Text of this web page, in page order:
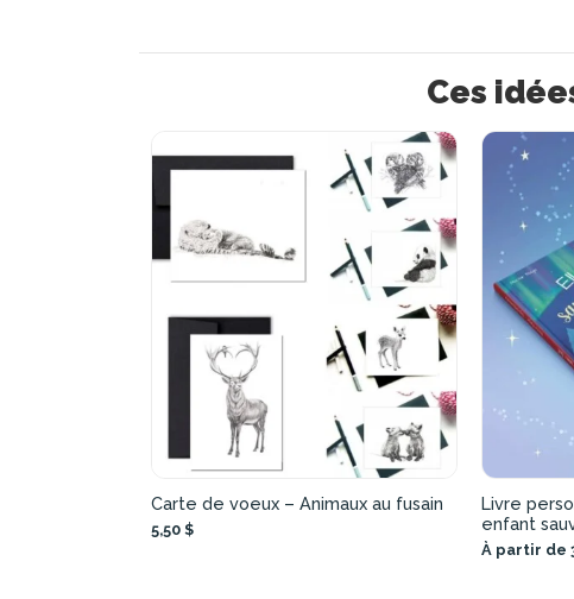
Ces
Carte de voeux – Animaux au fusain
5,50 $
Livre
enfant
À partir de